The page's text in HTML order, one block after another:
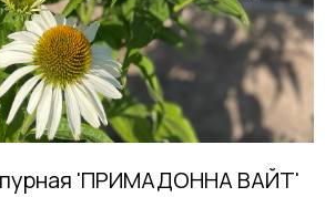
'ПРИМАДОННА ВАЙТ'